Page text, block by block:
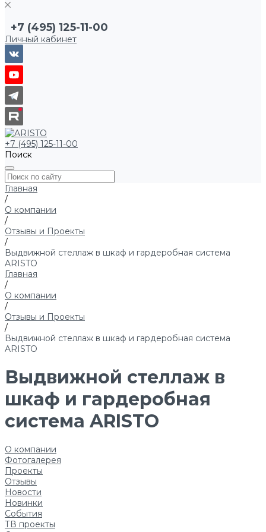
+7 (495) 125-11-00
Личный кабинет
+7 (495) 125-11-00
Поиск
Главная
/
О компании
/
Отзывы и Проекты
/
Выдвижной стеллаж в шкаф и гардеробная система
ARISTO
Главная
/
О компании
/
Отзывы и Проекты
/
Выдвижной стеллаж в шкаф и гардеробная система
ARISTO
Выдвижной стеллаж в
шкаф и гардеробная
система ARISTO
О компании
Фотогалерея
Проекты
Отзывы
Новости
Новинки
События
ТВ проекты